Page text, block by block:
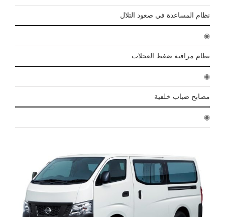
نظام المساعدة في صعود التلال
◉
نظام مراقبة ضغط العجلات
◉
مصابح ضباب خلفية
◉